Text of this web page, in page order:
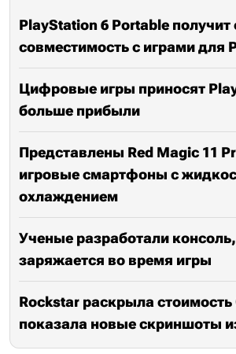
PlayStation 6 Portable
совместимость с играми для
Цифровые игры приносят
больше прибыли
Представлены Red Magic 11
игровые смартфоны с
охлаждением
Ученые разработали
заряжается во время игры
Rockstar раскрыла стоимость
показала новые скриншоты